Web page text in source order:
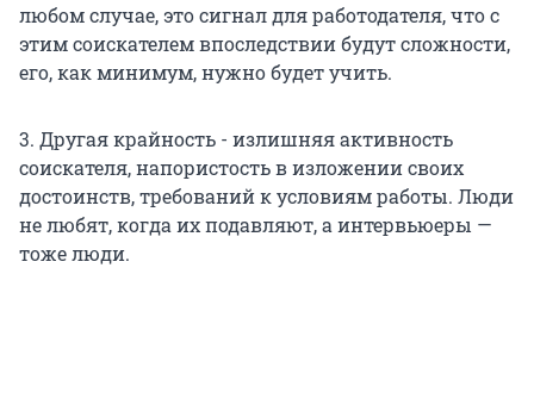
любом случае, это сигнал для работодателя, что с
этим соискателем впоследствии будут сложности,
его, как минимум, нужно будет учить.
3. Другая крайность - излишняя активность
соискателя, напористость в изложении своих
достоинств, требований к условиям работы. Люди
не любят, когда их подавляют, а интервьюеры —
тоже люди.